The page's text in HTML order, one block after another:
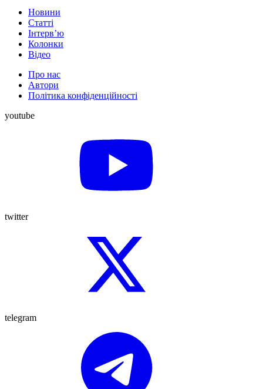
Новини
Статті
Інтерв’ю
Колонки
Відео
Про нас
Автори
Політика конфіденційності
youtube
twitter
telegram